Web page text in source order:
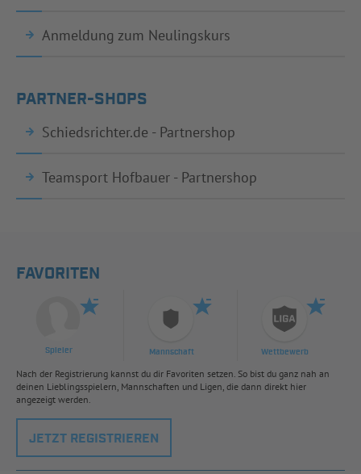
Anmeldung zum Neulingskurs
PARTNER-SHOPS
Schiedsrichter.de - Partnershop
Teamsport Hofbauer - Partnershop
FAVORITEN
Spieler Mannschaft Wettbewerb
Nach der Registrierung kannst du dir Favoriten setzen. So bist du ganz nah an
deinen Lieblingsspielern, Mannschaften und Ligen, die dann direkt hier
angezeigt werden.
JETZT REGISTRIEREN